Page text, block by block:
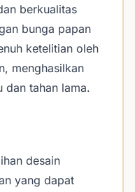
berkualitas
bunga papan
ketelitian oleh
menghasilkan
dan tahan lama.
desain
yang dapat